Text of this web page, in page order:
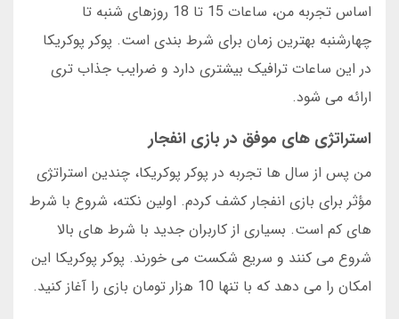
اساس تجربه من، ساعات 15 تا 18 روزهای شنبه تا
چهارشنبه بهترین زمان برای شرط بندی است. پوکر پوکریکا
در این ساعات ترافیک بیشتری دارد و ضرایب جذاب تری
ارائه می شود.
استراتژی های موفق در بازی انفجار
من پس از سال ها تجربه در پوکر پوکریکا، چندین استراتژی
مؤثر برای بازی انفجار کشف کردم. اولین نکته، شروع با شرط
های کم است. بسیاری از کاربران جدید با شرط های بالا
شروع می کنند و سریع شکست می خورند. پوکر پوکریکا این
امکان را می دهد که با تنها 10 هزار تومان بازی را آغاز کنید.